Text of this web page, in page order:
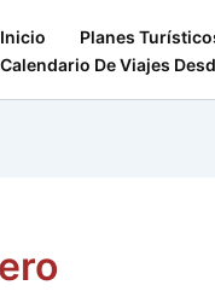
Inicio Planes
Calendario De Viajes